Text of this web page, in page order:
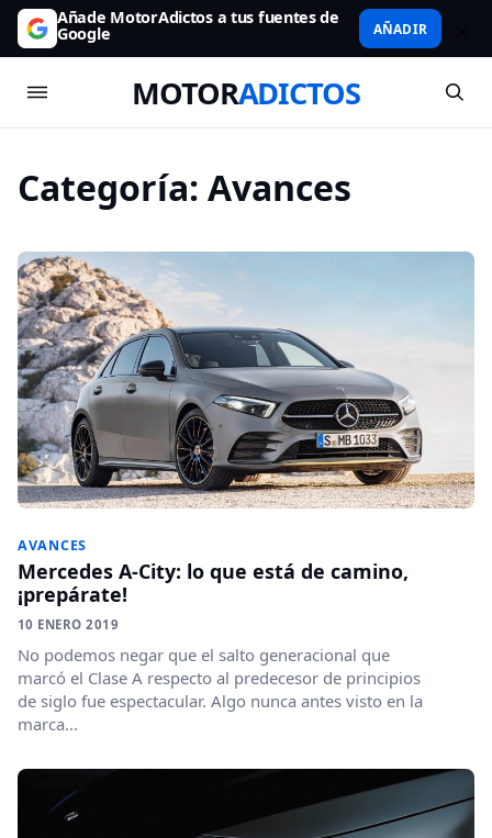
Añade MotorAdictos a tus fuentes de
Google AÑADIR
MOTORADICTOS
Categoría: Avances
AVANCES
Mercedes A-City: lo que está de camino,
¡prepárate!
10 ENERO 2019
No podemos negar que el salto generacional que
marcó el Clase A respecto al predecesor de principios
de siglo fue espectacular. Algo nunca antes visto en la
marca...